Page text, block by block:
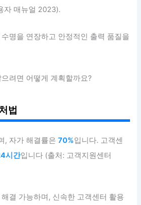
자 매뉴얼 2023).
명을 연장하고 안정적인 출력 품질을
려면 어떻게 계획할까요?
법
, 자가 해결률은70%입니다. 고객센
시간입니다 (출처: 고객지원센터
결 가능하며, 신속한 고객센터 활용